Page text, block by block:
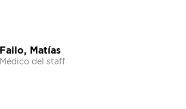
Failo, Matías
Médico del staff